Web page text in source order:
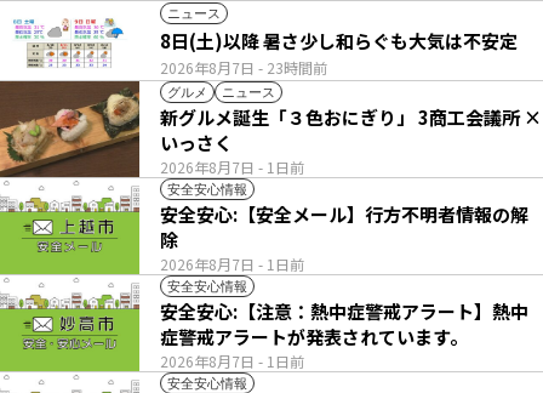
ニュース
2026年8月7日 - 23時間前
8日(土)以降 暑さ少し和らぐも大気は不安定
グルメ ニュース
2026年8月7日 - 1日前
新グルメ誕生「３色おにぎり」 3商工会議所 ×
いっさく
安全安心情報
2026年8月7日 - 1日前
安全安心:【安全メール】行方不明者情報の解
除
安全安心情報
2026年8月7日 - 1日前
安全安心:【注意：熱中症警戒アラート】熱中
症警戒アラートが発表されています。
安全安心情報